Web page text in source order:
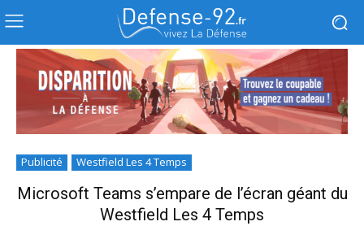
Publicité Westfield Les 4 Temps
Microsoft Teams s’empare de l’écran géant du
Westfield Les 4 Temps